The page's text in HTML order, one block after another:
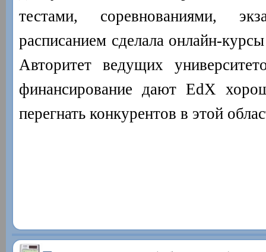
тестами, соревнованиями,
расписанием сделала онлайн-
Авторитет ведущих
финансирование дают EdX
перегнать конкурентов в этой